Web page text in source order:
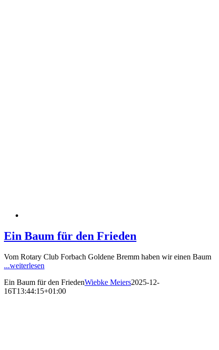
Ein Baum für den Frieden
Vom Rotary Club Forbach Goldene Bremm haben wir einen Baum
...weiterlesen
Ein Baum für den FriedenWiebke Meiers2025-12-
16T13:44:15+01:00